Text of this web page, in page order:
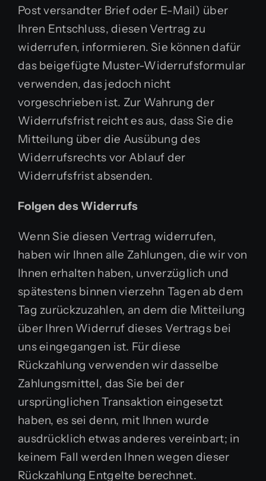
Post versandter Brief oder E-Mail) über
Ihren Entschluss, diesen Vertrag zu
widerrufen, informieren. Sie können dafür
das beigefügte Muster-Widerrufsformular
verwenden, das jedoch nicht
vorgeschrieben ist. Zur Wahrung der
Widerrufsfrist reicht es aus, dass Sie die
Mitteilung über die Ausübung des
Widerrufsrechts vor Ablauf der
Widerrufsfrist absenden.
Folgen des Widerrufs
Wenn Sie diesen Vertrag widerrufen,
haben wir Ihnen alle Zahlungen, die wir von
Ihnen erhalten haben, unverzüglich und
spätestens binnen vierzehn Tagen ab dem
Tag zurückzuzahlen, an dem die Mitteilung
über Ihren Widerruf dieses Vertrags bei
uns eingegangen ist. Für diese
Rückzahlung verwenden wir dasselbe
Zahlungsmittel, das Sie bei der
ursprünglichen Transaktion eingesetzt
haben, es sei denn, mit Ihnen wurde
ausdrücklich etwas anderes vereinbart; in
keinem Fall werden Ihnen wegen dieser
Rückzahlung Entgelte berechnet.